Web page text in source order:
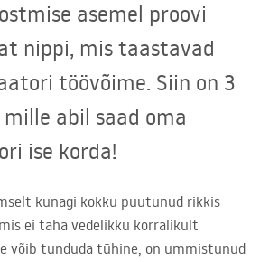
asemel proovi
nippi, mis taastavad
töövõime. Siin on 3
abil saad oma
ise korda!
kunagi kokku puutunud rikkis
ei taha vedelikku korralikult
võib tunduda tühine, on ummistunud